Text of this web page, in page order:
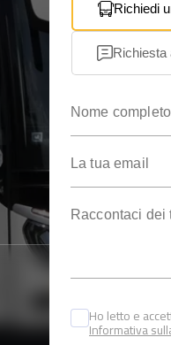
Richiedi
Richiesta
Ho letto e
Informativa